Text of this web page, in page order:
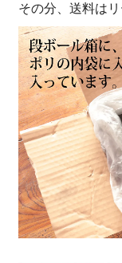
その分、送料は